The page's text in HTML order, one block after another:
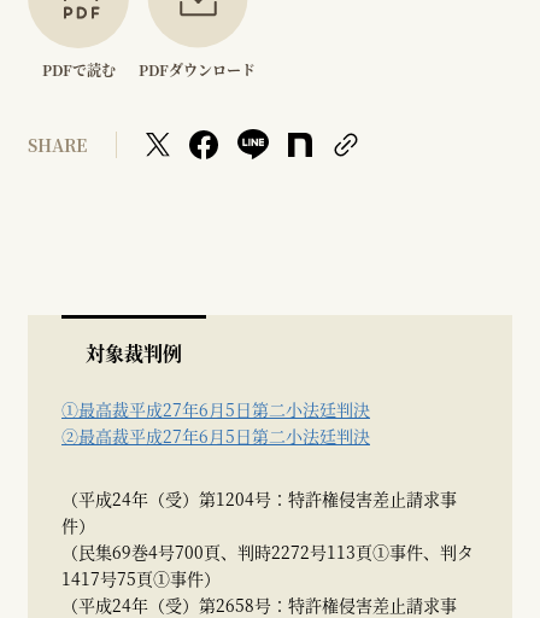
PDFで読む PDFダウンロード
SHARE
対象裁判例
①最高裁平成27年6月5日第二小法廷判決
②最高裁平成27年6月5日第二小法廷判決
（平成24年（受）第1204号：特許権侵害差止請求事
件）
（民集69巻4号700頁、判時2272号113頁①事件、判タ
1417号75頁①事件）
（平成24年（受）第2658号：特許権侵害差止請求事